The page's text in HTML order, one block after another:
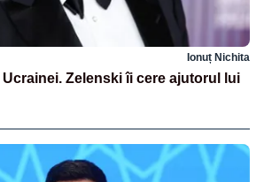
Ionuț Nichita
Ucrainei. Zelenski îi cere ajutorul lui